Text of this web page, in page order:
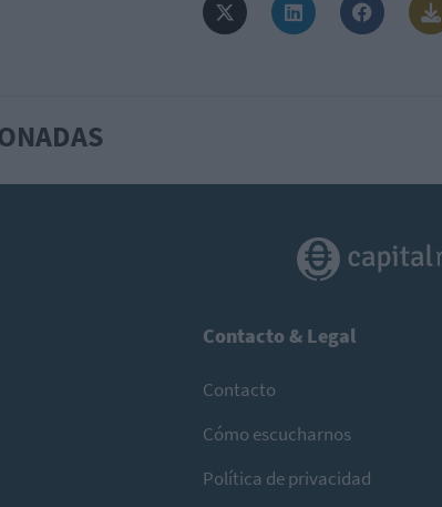
Contacto & Legal
Contacto
Cómo escucharnos
Política de privacidad